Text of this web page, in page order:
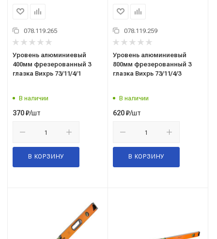
078.119.265
Уровень алюминиевый
400мм фрезерованный 3
глазка Вихрь 73/11/4/1
В наличии
370₽/шт
В КОРЗИНУ
078.119.259
Уровень алюминиевый
800мм фрезерованный 3
глазка Вихрь 73/11/4/3
В наличии
620₽/шт
В КОРЗИНУ